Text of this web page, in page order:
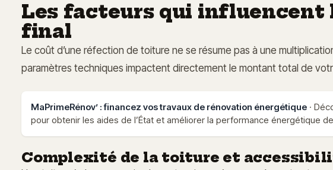
Les facteurs qui influencent
final
Le coût d’une réfection de toiture ne se résume pas à une
paramètres techniques impactent directement le montant total de
MaPrimeRénov’ : financez vos travaux de rénovation énergétique ·
pour obtenir les aides de l’État et améliorer la performance énergétique
Complexité de la toiture et